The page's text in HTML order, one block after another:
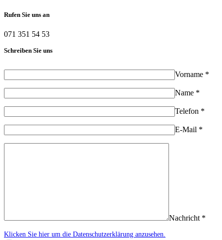
Rufen Sie uns an
071 351 54 53
Schreiben Sie uns
Vorname *
Name *
Telefon *
E-Mail *
Nachricht *
Klicken Sie hier um die Datenschutzerklärung anzusehen.